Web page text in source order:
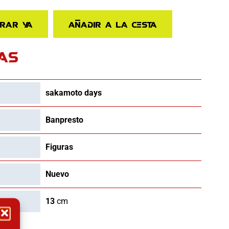
ya Añadir a la cesta
sakamoto days
Banpresto
Figuras
Nuevo
13 cm